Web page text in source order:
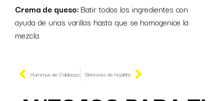
Crema de queso:Batir todos los ingredientes con
ayuda de unas varillas hasta que se homogenice la
mezcla.
Hummus de Calabaza Bastones de hojaldre